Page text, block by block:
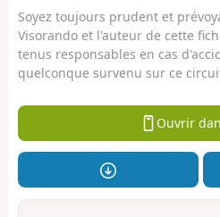
Soyez toujours prudent et
Visorando et l'auteur de cette
tenus responsables en cas
quelconque survenu sur ce
Ouvrir